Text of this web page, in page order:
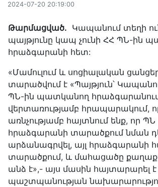
2024-07-20 20:19:00
Թարմացված. Կապանում տեղի
պայթյունը կապ չունի ՀՀ ՊՆ-ին
հրաձգարանի հետ:
«Մամուլում և սոցիալական
տարածվում է «Պայթյուն՝
ՊՆ-ին պատկանող
վերտառությամբ հրապարակում,
առնչությամբ հայտնում ենք, որ ՊՆ
հրաձգարանի տարածքում նման
արձանագրվել, այլ հրաձգարանի
տարածքում, և մահացածը
անձ է»,- այս մասին հայտարարել
պաշտպանության